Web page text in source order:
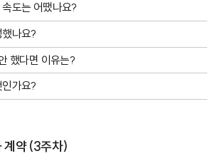
도는 어땠나요?
나요?
했다면 이유는?
가요?
계약 (3주차)